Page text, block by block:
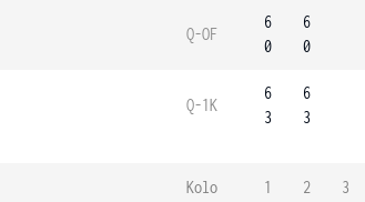
Q-OF
6
0
6
0
Q-1K
6
3
6
3
Kolo 1 2 3